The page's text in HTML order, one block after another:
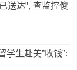
送达”, 查监控傻
学生赴美”收钱”: